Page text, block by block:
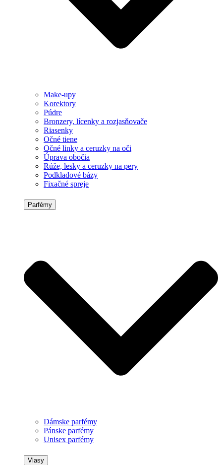
Make-upy
Korektory
Púdre
Bronzery, lícenky a rozjasňovače
Riasenky
Očné tiene
Očné linky a ceruzky na oči
Úprava obočia
Rúže, lesky a ceruzky na pery
Podkladové bázy
Fixačné spreje
Parfémy
Dámske parfémy
Pánske parfémy
Unisex parfémy
Vlasy